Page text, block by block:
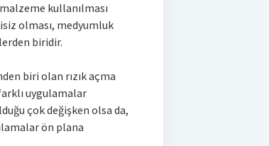
kullanılması
olması, medyumluk
biridir.
biri olan rızık açma
uygulamalar
çok değişken olsa da,
ön plana